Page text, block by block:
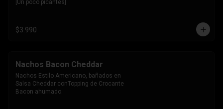
[Un poco picantes]
$3.990
Nachos Bacon Cheddar
Nachos Estilo Americano, bañados en
Salsa Cheddar conTopping de Crocante
Bacon ahumado.